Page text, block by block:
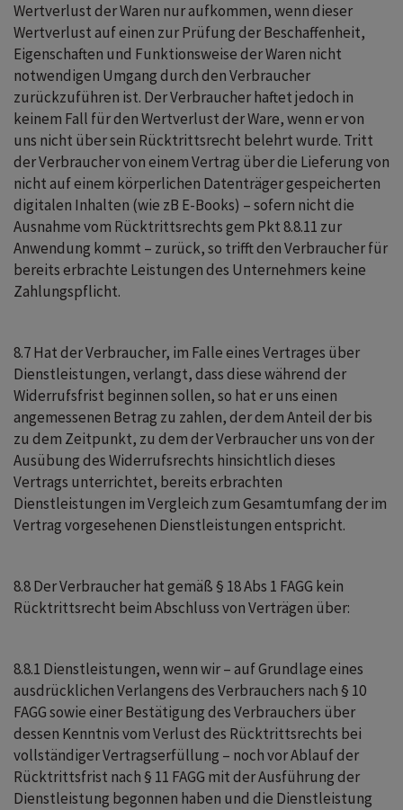
Wertverlust der Waren nur aufkommen, wenn dieser
Wertverlust auf einen zur Prüfung der Beschaffenheit,
Eigenschaften und Funktionsweise der Waren nicht
notwendigen Umgang durch den Verbraucher
zurückzuführen ist. Der Verbraucher haftet jedoch in
keinem Fall für den Wertverlust der Ware, wenn er von
uns nicht über sein Rücktrittsrecht belehrt wurde. Tritt
der Verbraucher von einem Vertrag über die Lieferung von
nicht auf einem körperlichen Datenträger gespeicherten
digitalen Inhalten (wie zB E-Books) – sofern nicht die
Ausnahme vom Rücktrittsrechts gem Pkt 8.8.11 zur
Anwendung kommt – zurück, so trifft den Verbraucher für
bereits erbrachte Leistungen des Unternehmers keine
Zahlungspflicht.
8.7 Hat der Verbraucher, im Falle eines Vertrages über
Dienstleistungen, verlangt, dass diese während der
Widerrufsfrist beginnen sollen, so hat er uns einen
angemessenen Betrag zu zahlen, der dem Anteil der bis
zu dem Zeitpunkt, zu dem der Verbraucher uns von der
Ausübung des Widerrufsrechts hinsichtlich dieses
Vertrags unterrichtet, bereits erbrachten
Dienstleistungen im Vergleich zum Gesamtumfang der im
Vertrag vorgesehenen Dienstleistungen entspricht.
8.8 Der Verbraucher hat gemäß § 18 Abs 1 FAGG kein
Rücktrittsrecht beim Abschluss von Verträgen über:
8.8.1 Dienstleistungen, wenn wir – auf Grundlage eines
ausdrücklichen Verlangens des Verbrauchers nach § 10
FAGG sowie einer Bestätigung des Verbrauchers über
dessen Kenntnis vom Verlust des Rücktrittsrechts bei
vollständiger Vertragserfüllung – noch vor Ablauf der
Rücktrittsfrist nach § 11 FAGG mit der Ausführung der
Dienstleistung begonnen haben und die Dienstleistung